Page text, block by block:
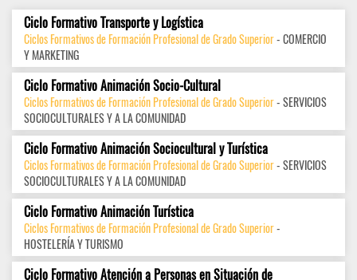
Ciclo Formativo Transporte y Logística
Ciclos Formativos de Formación Profesional de Grado Superior- COMERCIO
Y MARKETING
Ciclo Formativo Animación Socio-Cultural
Ciclos Formativos de Formación Profesional de Grado Superior- SERVICIOS
SOCIOCULTURALES Y A LA COMUNIDAD
Ciclo Formativo Animación Sociocultural y Turística
Ciclos Formativos de Formación Profesional de Grado Superior- SERVICIOS
SOCIOCULTURALES Y A LA COMUNIDAD
Ciclo Formativo Animación Turística
Ciclos Formativos de Formación Profesional de Grado Superior-
HOSTELERÍA Y TURISMO
Ciclo Formativo Atención a Personas en Situación de